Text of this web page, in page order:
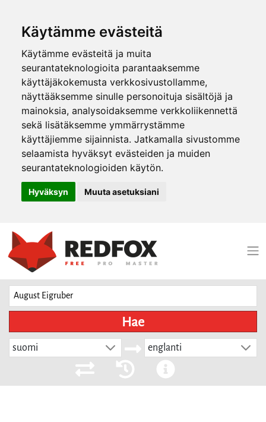
Käytämme evästeitä
Käytämme evästeitä ja muita
seurantateknologioita parantaaksemme
käyttäjäkokemusta verkkosivustollamme,
näyttääksemme sinulle personoituja sisältöjä ja
mainoksia, analysoidaksemme verkkoliikennettä
sekä lisätäksemme ymmärrystämme
käyttäjiemme sijainnista. Jatkamalla sivustomme
selaamista hyväksyt evästeiden ja muiden
seurantateknologioiden käytön.
Hyväksyn Muuta asetuksiani
Hae
suomi englanti